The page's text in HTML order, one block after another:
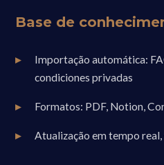
Base de
Importação automática:
condiciones privadas
Formatos: PDF, Notion,
Atualização em tempo